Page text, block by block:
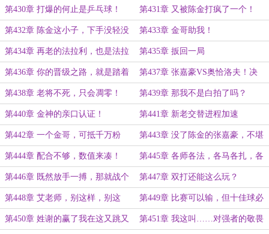
第430章 打爆的何止是乒乓球！ 第431章 又被陈金打疯了一个！
第432章 陈金这小子，下手没轻没
重
第433章 金哥助我！
第434章 再老的法拉利，也是法拉
利
第435章 扳回一局
第436章 你的晋级之路，就是踏着
别人的尸骨！
第437章 张嘉豪VS奥恰洛夫！决
胜！让二追三！
第438章 老将不死，只会凋零！ 第439章 那我不是白拍了吗？
第440章 金神的亲口认证！ 第441章 新老交替进程加速
第442章 一个金哥，可抵千万粉
丝！
第443章 没了陈金的张嘉豪，不堪
一击？
第444章 配合不够，数值来凑！ 第445章 各师各法，各马各扎，各
庙各菩萨！
第446章 既然放手一搏，那就战个
痛快！
第447章 双打还能这么玩？
第448章 艾老师，别这样，别这
样……
第449章 比赛可以输，但十佳球必
须包圆
第450章 姓谢的赢了我在这又跳又 第451章 我这叫……对强者的敬畏